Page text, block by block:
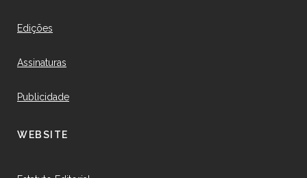
Edições
Assinaturas
Publicidade
WEBSITE